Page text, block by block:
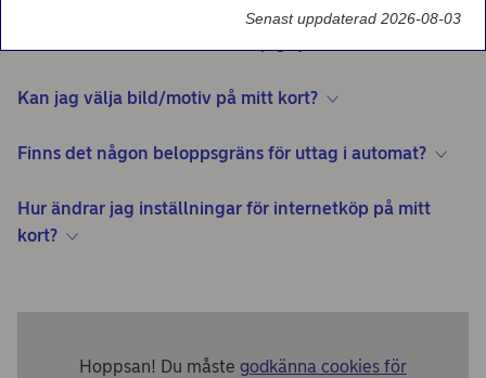
Kan jag välja bild/motiv på mitt kort?
Finns det någon beloppsgräns för uttag i automat?
Hur ändrar jag inställningar för internetköp på mitt
kort?
Hoppsan! Du måste godkänna cookies för
Senast uppdaterad 2026-08-03